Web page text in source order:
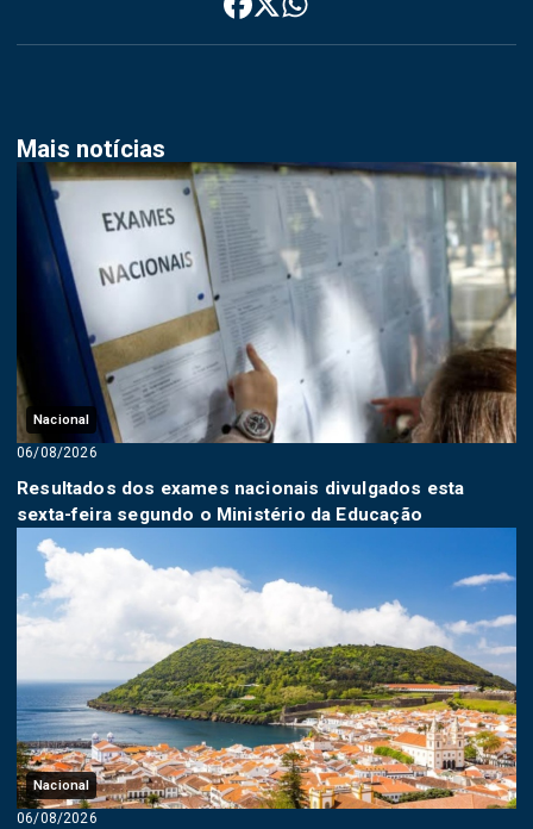
Mais notícias
Nacional
06/08/2026
Resultados dos exames nacionais divulgados esta
sexta-feira segundo o Ministério da Educação
Nacional
06/08/2026